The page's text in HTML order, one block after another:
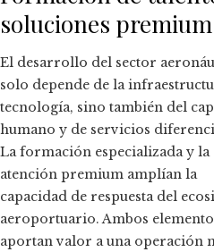
soluciones premium
El desarrollo del sector
solo depende de la
tecnología, sino también del
humano y de servicios
La formación especializada y la
atención premium amplían la
capacidad de respuesta del
aeroportuario. Ambos
aportan valor a una operación